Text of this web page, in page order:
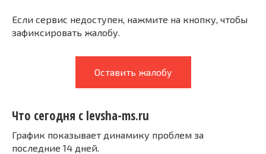
Если сервис недоступен, нажмите на кнопку, чтобы
зафиксировать жалобу.
Оставить жалобу
Что сегодня с levsha-ms.ru
График показывает динамику проблем за
последние 14 дней.